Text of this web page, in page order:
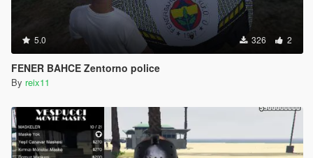
5.0 326 2
FENER BAHCE Zentorno police
By reix11